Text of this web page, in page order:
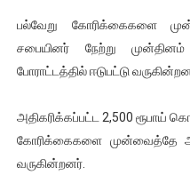
ஐ.நா முன்றலில் சீரற்ற
இளையராஜா – கமல் அவசர
32 CM விநோத
பல்வேறு கோரிக்கைகளை
சபையினர் நேற்று முன்தினம்
போராட்டத்தில் ஈடுபட்டு
அதிகரிக்கப்பட்ட 2,500 ரூபாய்
கோரிக்கைகளை முன்வைத்தே
வருகின்றனர்.